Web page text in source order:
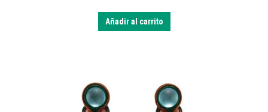
Añadir al carrito